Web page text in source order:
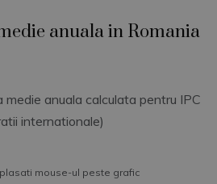
anuala in Romania
anuala calculata pentru IPC
internationale)
mouse-ul peste grafic